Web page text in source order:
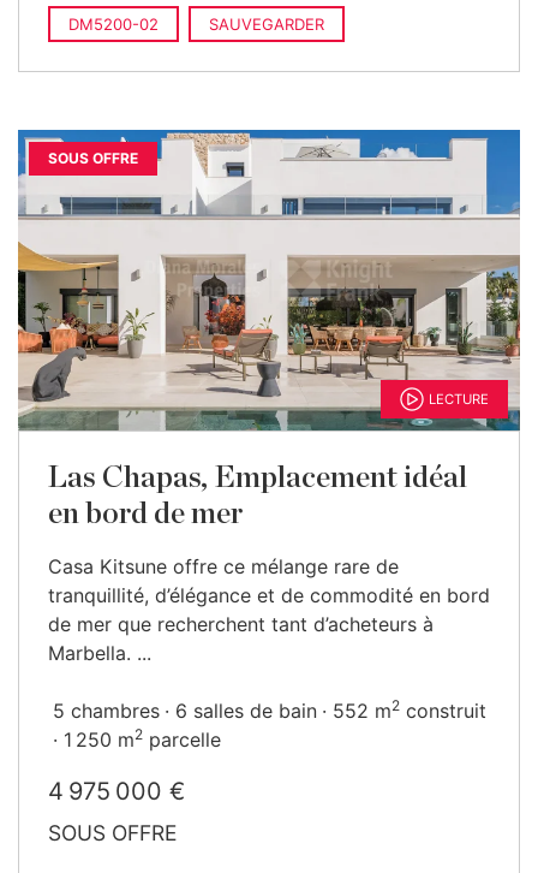
DM5200-02 SAUVEGARDER
SOUS OFFRE
LECTURE
Las Chapas, Emplacement idéal
en bord de mer
Casa Kitsune offre ce mélange rare de
tranquillité, d’élégance et de commodité en bord
de mer que recherchent tant d’acheteurs à
Marbella. ...
5 chambres 6 salles de bain 552 m2 construit
1 250 m2 parcelle
4 975 000 €
SOUS OFFRE